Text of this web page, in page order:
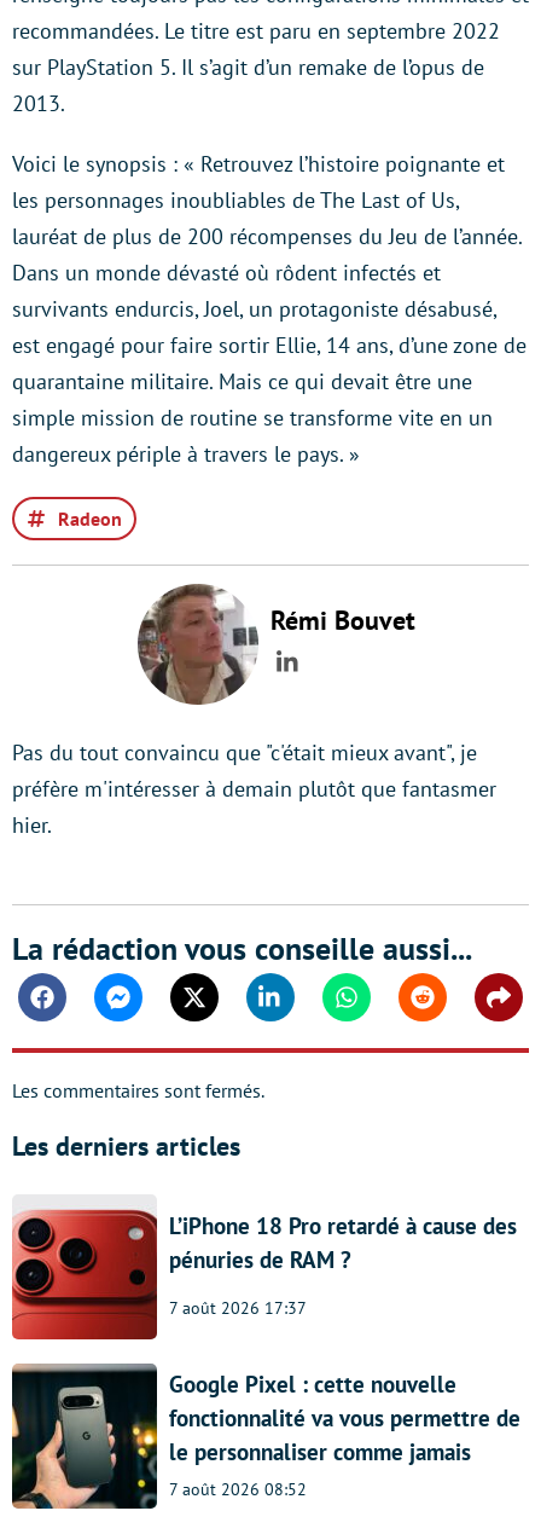
recommandées. Le titre est paru en septembre 2022
sur PlayStation 5. Il s’agit d’un remake de l’opus de
2013.
Voici le synopsis : « Retrouvez l’histoire poignante et
les personnages inoubliables de The Last of Us,
lauréat de plus de 200 récompenses du Jeu de l’année.
Dans un monde dévasté où rôdent infectés et
survivants endurcis, Joel, un protagoniste désabusé,
est engagé pour faire sortir Ellie, 14 ans, d’une zone de
quarantaine militaire. Mais ce qui devait être une
simple mission de routine se transforme vite en un
dangereux périple à travers le pays. »
Radeon
Rémi Bouvet
LinkedIn
Pas du tout convaincu que "c'était mieux avant", je
préfère m'intéresser à demain plutôt que fantasmer
hier.
La rédaction vous conseille aussi...
FacebookMessengerTwitter Linkedin WhatsappReddit
Les commentaires sont fermés.
Les derniers articles
L’iPhone 18 Pro retardé à cause des
pénuries de RAM ?
7 août 2026 17:37
Google Pixel : cette nouvelle
fonctionnalité va vous permettre de
le personnaliser comme jamais
7 août 2026 08:52